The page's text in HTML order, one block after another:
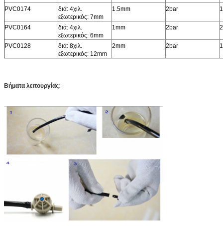
PVC0174
διά: 4χιλ.
εξωτερικός: 7mm
1.5mm 2bar
PVC0164
διά: 4χιλ.
εξωτερικός: 6mm
1mm 2bar
PVC0128
διά: 8χιλ.
εξωτερικός: 12mm
2mm 2bar
Βήματα λειτουργίας: